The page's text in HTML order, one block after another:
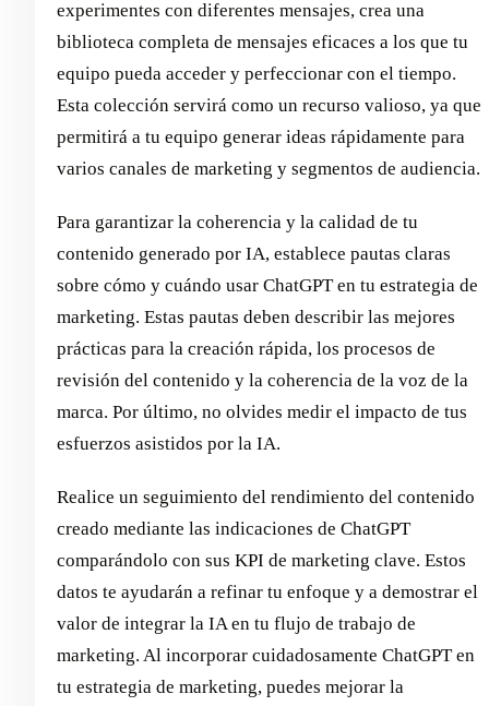
experimentes con diferentes mensajes, crea una
biblioteca completa de mensajes eficaces a los que tu
equipo pueda acceder y perfeccionar con el tiempo.
Esta colección servirá como un recurso valioso, ya que
permitirá a tu equipo generar ideas rápidamente para
varios canales de marketing y segmentos de audiencia.
Para garantizar la coherencia y la calidad de tu
contenido generado por IA, establece pautas claras
sobre cómo y cuándo usar ChatGPT en tu estrategia de
marketing. Estas pautas deben describir las mejores
prácticas para la creación rápida, los procesos de
revisión del contenido y la coherencia de la voz de la
marca. Por último, no olvides medir el impacto de tus
esfuerzos asistidos por la IA.
Realice un seguimiento del rendimiento del contenido
creado mediante las indicaciones de ChatGPT
comparándolo con sus KPI de marketing clave. Estos
datos te ayudarán a refinar tu enfoque y a demostrar el
valor de integrar la IA en tu flujo de trabajo de
marketing. Al incorporar cuidadosamente ChatGPT en
tu estrategia de marketing, puedes mejorar la